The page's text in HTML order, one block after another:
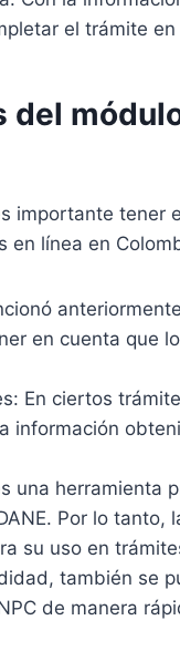
el trámite
importante tener
en línea en
en cuenta que
En ciertos
información
una herramienta
Por lo tanto,
su uso en
también se
de manera